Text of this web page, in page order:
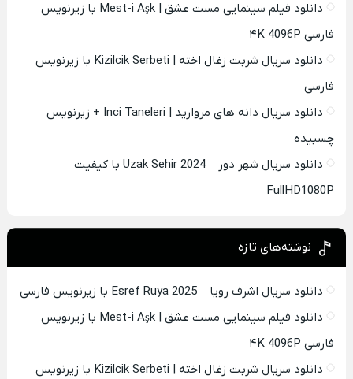
دانلود فیلم سینمایی مست عشق | Mest-i Aşk با زیرنویس
فارسی ۴K 4096P
دانلود سریال شربت زغال اخته | Kizilcik Serbeti با زیرنویس
فارسی
دانلود سریال دانه های مروارید | Inci Taneleri + زیرنویس
چسبیده
دانلود سریال شهر دور – Uzak Sehir 2024 با کیفیت
FullHD1080P
نوشته‌های تازه
دانلود سریال اشرف رویا – Esref Ruya 2025 با زیرنویس فارسی
دانلود فیلم سینمایی مست عشق | Mest-i Aşk با زیرنویس
فارسی ۴K 4096P
دانلود سریال شربت زغال اخته | Kizilcik Serbeti با زیرنویس